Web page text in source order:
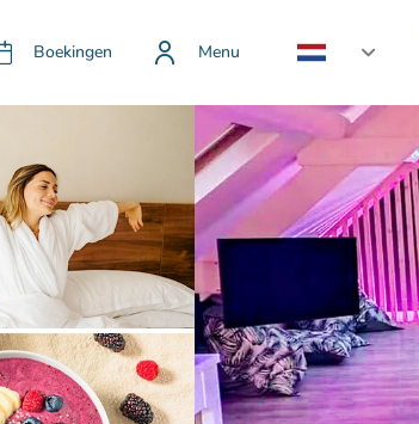
Boekingen Menu